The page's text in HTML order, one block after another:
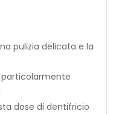
pulizia delicata e la
particolarmente
dose di dentifricio